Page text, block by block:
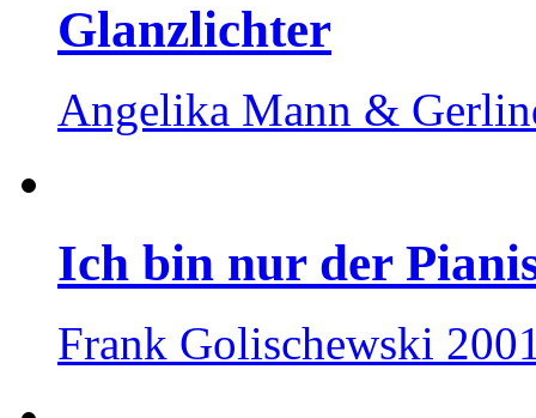
Glanzlichter
Angelika Mann &
Ich bin nur der
Frank Golischewski